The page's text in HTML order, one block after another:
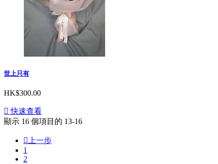
世上只有
HK$300.00
 快速查看
顯示 16 個項目的 13-16
 上一步
1
2